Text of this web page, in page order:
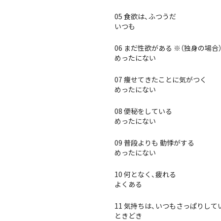
05 食欲は、ふつうだ
いつも
06 まだ性欲がある ※（独身の場合
めったにない
07 痩せてきたことに気がつく
めったにない
08 便秘をしている
めったにない
09 普段よりも 動悸がする
めったにない
10 何となく、疲れる
よくある
11 気持ちは、いつもさっぱりして
ときどき